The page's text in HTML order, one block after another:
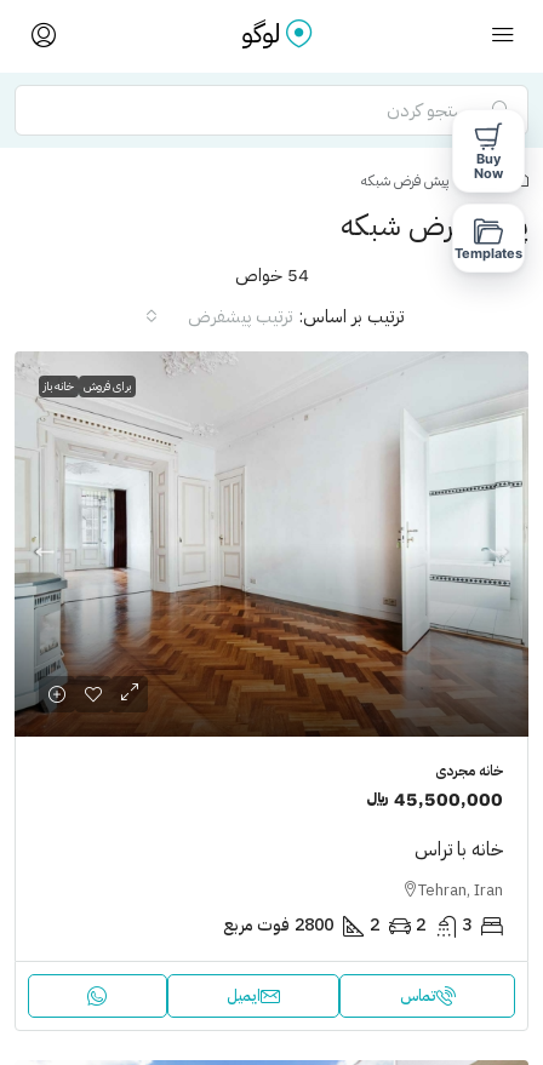
خانه پیش فرض شبکه
پیش فرض شبکه
54 خواص
ترتیب بر اساس: ترتیب پیشفرض
برای فروش خانه باز
خانه مجردی
45,500,000 ﷼
خانه با تراس
Tehran, Iran
3
2
2
2800 فوت مربع
تماس ایمیل
Buy
Now
Templates